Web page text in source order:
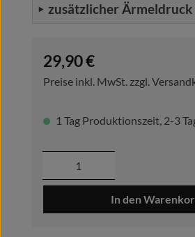
zusätzlicher Ärmeldruck
Regulärer Preis:
29,90 €
Preise inkl. MwSt. zzgl.
1 Tag Produktionszeit, 2-3
Produkt Anzahl: Gib
In den